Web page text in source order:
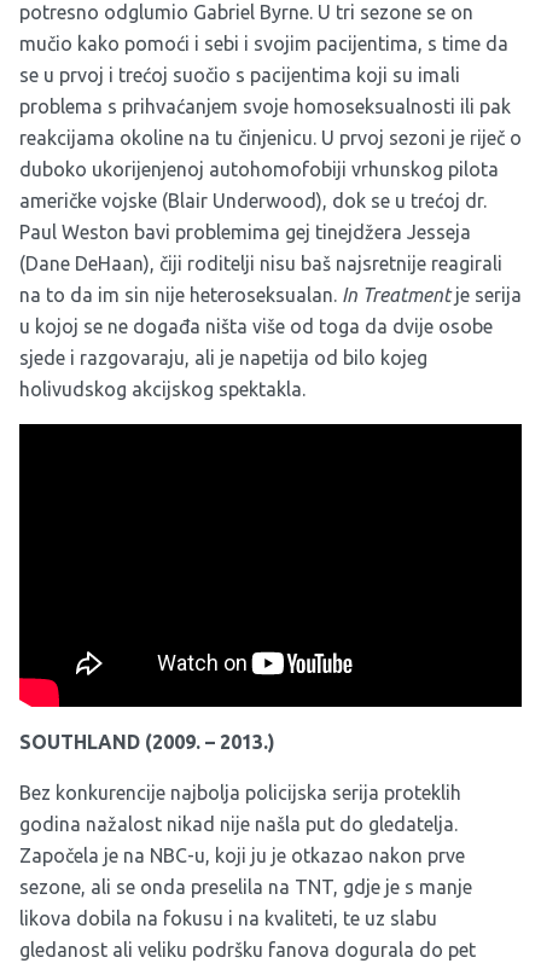
potresno odglumio Gabriel Byrne. U tri sezone se on
mučio kako pomoći i sebi i svojim pacijentima, s time da
se u prvoj i trećoj suočio s pacijentima koji su imali
problema s prihvaćanjem svoje homoseksualnosti ili pak
reakcijama okoline na tu činjenicu. U prvoj sezoni je riječ o
duboko ukorijenjenoj autohomofobiji vrhunskog pilota
američke vojske (Blair Underwood), dok se u trećoj dr.
Paul Weston bavi problemima gej tinejdžera Jesseja
(Dane DeHaan), čiji roditelji nisu baš najsretnije reagirali
na to da im sin nije heteroseksualan. In Treatmentje serija
u kojoj se ne događa ništa više od toga da dvije osobe
sjede i razgovaraju, ali je napetija od bilo kojeg
holivudskog akcijskog spektakla.
SOUTHLAND (2009. – 2013.)
Bez konkurencije najbolja policijska serija proteklih
godina nažalost nikad nije našla put do gledatelja.
Započela je na NBC-u, koji ju je otkazao nakon prve
sezone, ali se onda preselila na TNT, gdje je s manje
likova dobila na fokusu i na kvaliteti, te uz slabu
gledanost ali veliku podršku fanova dogurala do pet